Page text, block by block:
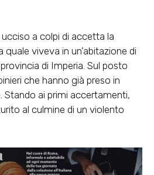
a colpi di accetta la
quale viveva in un’abitazione di
di Imperia. Sul posto
che hanno già preso in
Stando ai primi accertamenti,
al culmine di un violento